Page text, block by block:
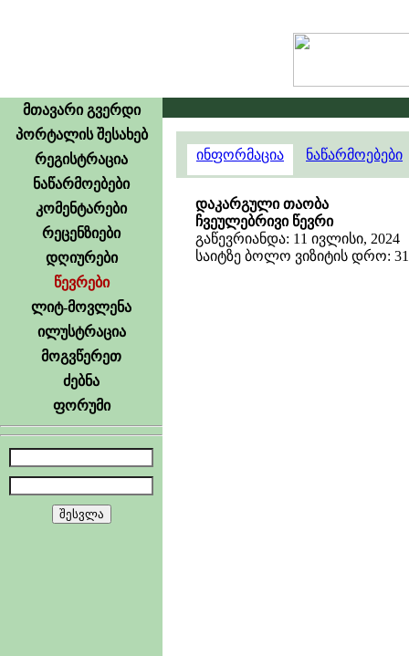
მთავარი გვერდი
პორტალის შესახებ
რეგისტრაცია
ნაწარმოებები
კომენტარები
რეცენზიები
დღიურები
წევრები
ლიტ-მოვლენა
ილუსტრაცია
მოგვწერეთ
ძებნა
ფორუმი
ინფორმაცია ნაწარმოებები
დაკარგული თაობა
ჩვეულებრივი წევრი
გაწევრიანდა: 11 ივლისი, 2024
საიტზე ბოლო ვიზიტის დრო: 31